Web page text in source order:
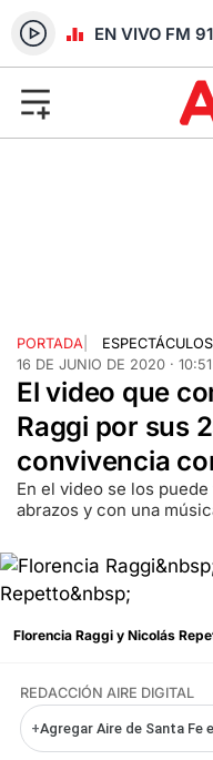
RADIO EN VIVO FM
PORTADA
ESPECTÁCULOS
16 DE JUNIO DE 2020 · 10:51
El video que
Raggi por sus
convivencia
En el video se los
abrazos y con una
Florencia Raggi y Nicolás
REDACCIÓN AIRE DIGITAL
+Agregar Aire de Santa Fe